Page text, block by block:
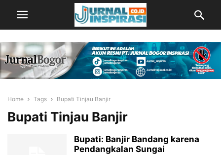
Home Tags Bupati Tinjau Banjir
Bupati Tinjau Banjir
Bupati: Banjir Bandang karena
Pendangkalan Sungai